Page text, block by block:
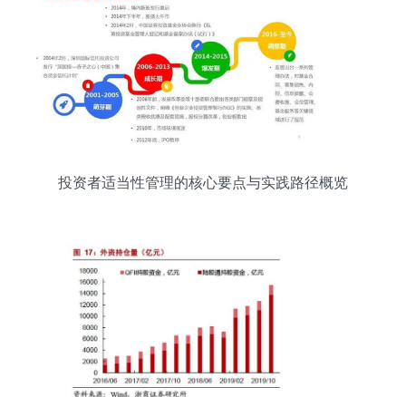
投资者适当性管理的核心要点与实践路径概览